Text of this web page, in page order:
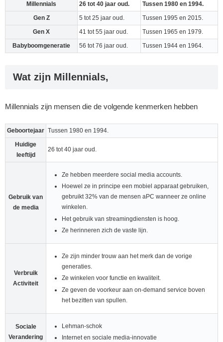
Millennials
26 tot 40 jaar oud.
Tussen 1980 en 1994.
Gen Z
5 tot 25 jaar oud.
Tussen 1995 en 2015.
Gen X
41 tot 55 jaar oud.
Tussen 1965 en 1979.
Babyboomgeneratie
56 tot 76 jaar oud. Tussen 1944 en 1964.
Wat zijn Millennials,
Millennials zijn mensen die de volgende kenmerken hebben
Geboortejaar Tussen 1980 en 1994.
Huidige
leeftijd
26 tot 40 jaar oud.
Gebruik van
de media
Ze hebben meerdere social media accounts.
Hoewel ze in principe een mobiel apparaat gebruiken,
gebruikt 32% van de mensen aPC wanneer ze online
winkelen.
Het gebruik van streamingdiensten is hoog.
Ze herinneren zich de vaste lijn.
Verbruik
Activiteit
Ze zijn minder trouw aan het merk dan de vorige
generaties.
Ze winkelen voor functie en kwaliteit.
Ze geven de voorkeur aan on-demand service boven
het bezitten van spullen.
Sociale
Verandering
Lehman-schok
Internet en sociale media-innovatie